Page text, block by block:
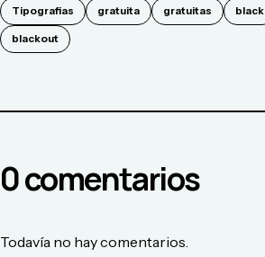
Tipografias gratuita gratuitas black
blackout
0comentarios
Todavía no hay comentarios.